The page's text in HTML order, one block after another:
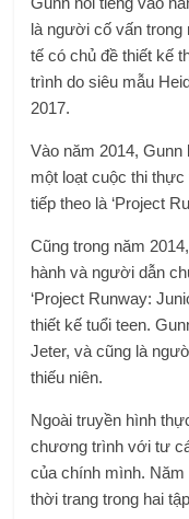
là người cố vấn
tế có chủ đề thiết kế
trình do siêu mẫu
2017.
Vào năm 2014, Gunn
một loạt cuộc thi
tiếp theo là ‘Project
Cũng trong năm
hành và người dẫn
‘Project Runway:
thiết kế tuổi teen.
Jeter, và cũng là
thiếu niên.
Ngoài truyền hình
chương trình với tư
của chính mình. Năm
thời trang trong hai